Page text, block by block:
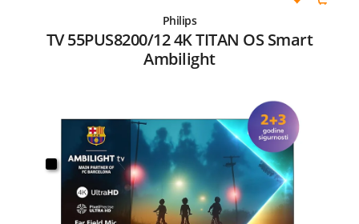
Philips
TV 55PUS8200/12 4K TITAN OS Smart
Ambilight